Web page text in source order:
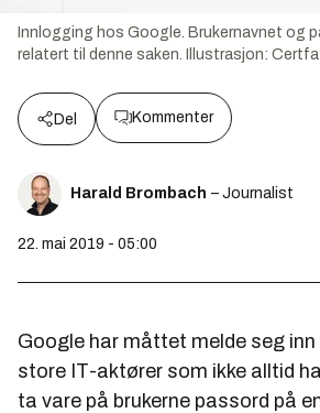
Innlogging hos Google. Brukernavnet og
relatert til denne saken.
Illustrasjon: Certfa
Del Kommenter
Harald Brombach – Journalist
22. mai 2019 - 05:00
Google har måttet melde seg inn
store IT-aktører som ikke alltid
ta vare på brukerne passord på